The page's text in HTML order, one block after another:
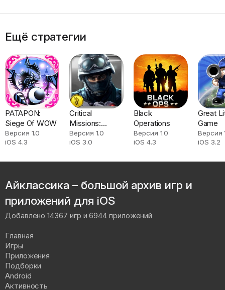
Ещё стратегии
PATAPON:
Siege Of WOW
Версия 1.0
iOS 4.3
Critical
Missions:
SWAT (Critical
Strike Portable)
Версия 1.0
iOS 3.0
Black
Operations
Версия 1.0
iOS 4.3
Great
Game
Версия
iOS 3.2
Айклассика – большой архив игр и
приложений для iOS
Добавлено 14367 игр и 6944 приложений
Главная
Игры
Приложения
Подборки
Android
Активность